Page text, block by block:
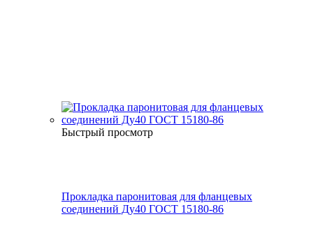
Быстрый просмотр
Прокладка паронитовая для фланцевых
соединений Ду40 ГОСТ 15180-86